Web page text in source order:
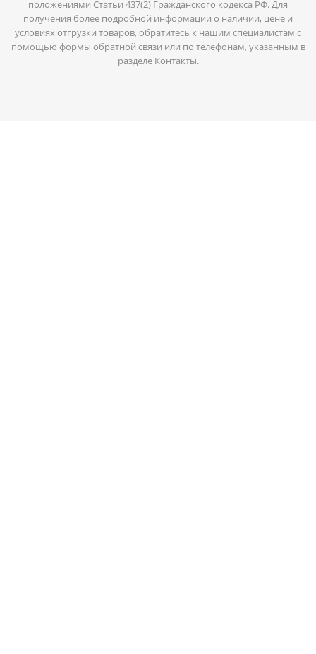
положениями Статьи 437(2) Гражданского кодекса РФ. Для
получения более подробной информации о наличии, цене и
условиях отгрузки товаров, обратитесь к нашим специалистам с
помощью формы обратной связи или по телефонам, указанным в
разделе Контакты.